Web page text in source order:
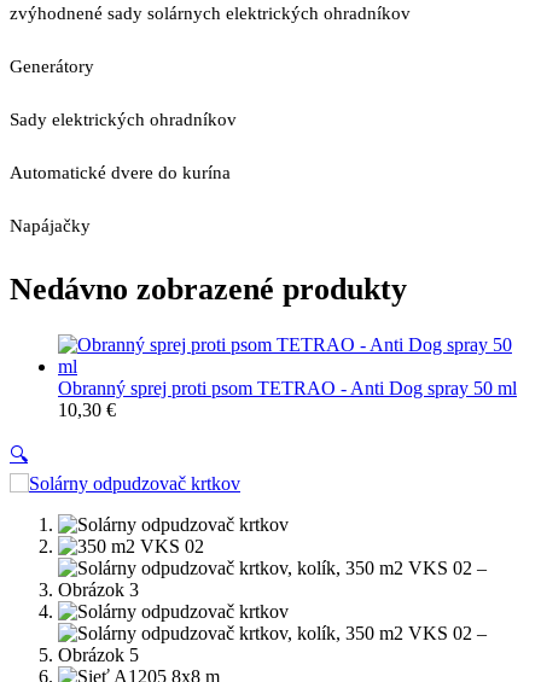
zvýhodnené sady solárnych elektrických ohradníkov
Generátory
Sady elektrických ohradníkov
Automatické dvere do kurína
Napájačky
Nedávno zobrazené produkty
Obranný sprej proti psom TETRAO - Anti Dog spray 50 ml
10,30 €
🔍